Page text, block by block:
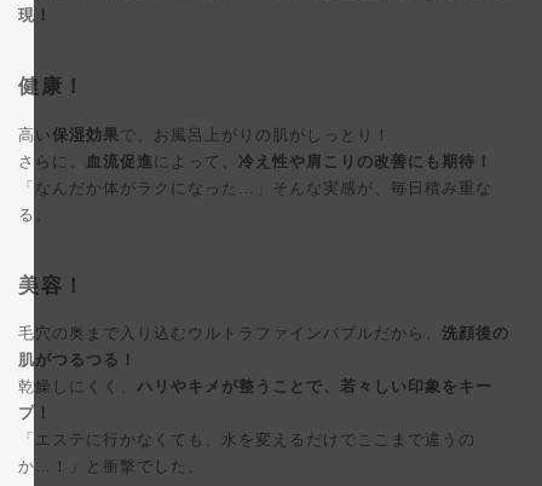
現！
健康！
高い保湿効果で、お風呂上がりの肌がしっとり！
さらに、
血流促進 によって、 冷え性や肩こりの改善にも期待！
「なんだか体がラクになった…」そんな実感が、毎日積み重な
る。
美容！
毛穴の奥まで入り込むウルトラファインバブルだから、 洗顔後の
肌がつるつる！
乾燥しにくく、 ハリやキメが整うことで、若々しい印象をキー
プ！
「エステに行かなくても、水を変えるだけでここまで違うの
か…！」と衝撃でした。